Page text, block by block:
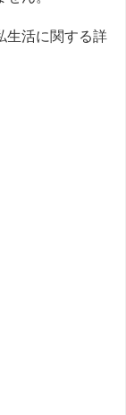
生活に関する詳